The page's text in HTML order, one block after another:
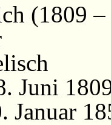
(1809
Juni
Januar